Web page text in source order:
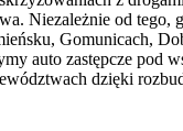
Niezależnie od tego,
Gomunicach,
auto zastępcze pod
dzięki